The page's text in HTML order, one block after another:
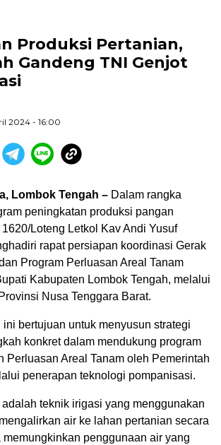
Produksi Pertanian,
Gandeng TNI Genjot
2024 - 16:00
Lombok Tengah – Dalam rangka
peningkatan produksi pangan
Loteng Letkol Kav Andi Yusuf
rapat persiapan koordinasi Gerak
Program Perluasan Areal Tanam
Kabupaten Lombok Tengah, melalui
Nusa Tenggara Barat.
bertujuan untuk menyusun strategi
konkret dalam mendukung program
Perluasan Areal Tanam oleh Pemerintah
penerapan teknologi pompanisasi.
teknik irigasi yang menggunakan
air ke lahan pertanian secara
penggunaan air yang